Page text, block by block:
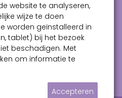
website te analyseren,
wijze te doen
worden geïnstalleerd in
tablet) bij het bezoek
beschadigen. Met
om informatie te
Accepteren